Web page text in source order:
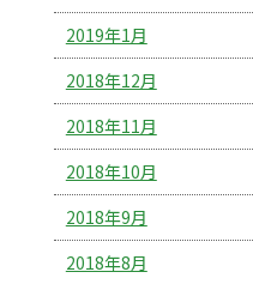
2019年1月
2018年12月
2018年11月
2018年10月
2018年9月
2018年8月